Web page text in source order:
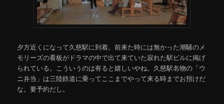
夕方近くになって久慈駅に到着。前来た時には無かった潮騒のメ
モリーズの看板がドラマの中で出て来ていた寂れた駅ビルに掲げ
られている。こういうのは有ると嬉しいやね。久慈駅名物の「ウ
ニ弁当」は三陸鉄道に乗ってここまでやって来る時までお預けだ
な。要予約だし。